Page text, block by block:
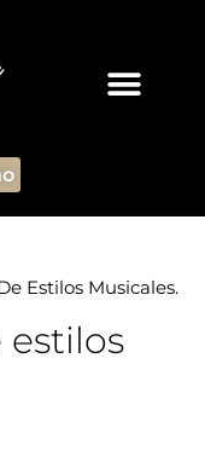
Estilos Musicales.
estilos